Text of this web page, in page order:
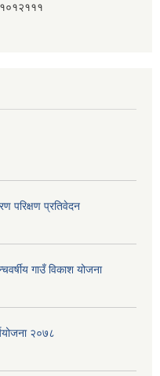
परिक्षण प्रतिवेदन
गाउँ विकाश योजना
२०७८